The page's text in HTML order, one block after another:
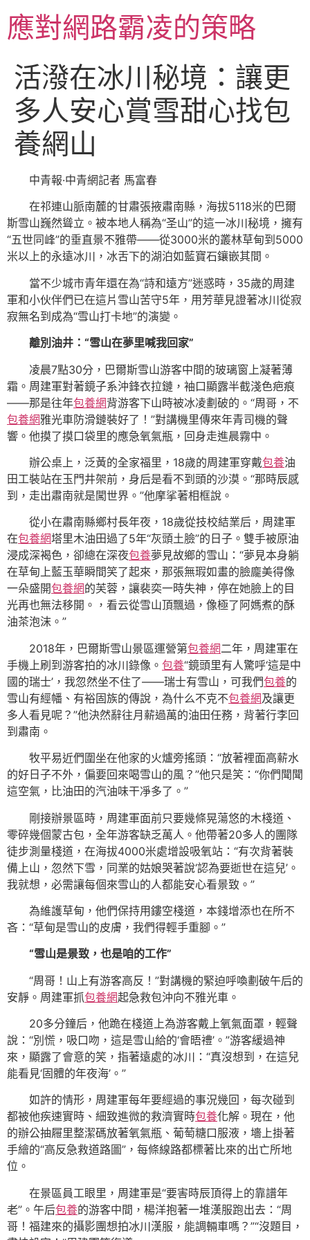
主應對網路霸凌的策略
活潑在冰川秘境：讓更
多人安心賞雪甜心找包
養網山
中青報·中青網記者 馬富春
在祁連山脈南麓的甘肅張掖肅南縣，海拔5118米的巴爾
斯雪山巍然聳立。被本地人稱為“圣山”的這一冰川秘境，擁有
“五世同峰”的垂直景不雅帶——從3000米的叢林草甸到5000
米以上的永遠冰川，冰舌下的湖泊如藍寶石鑲嵌其間。
當不少城市青年還在為“詩和遠方”迷惑時，35歲的周建
軍和小伙伴們已在這片雪山苦守5年，用芳華見證著冰川從寂
寂無名到成為“雪山打卡地”的演變。
離別油井：“雪山在夢里喊我回家”
凌晨7點30分，巴爾斯雪山游客中間的玻璃窗上凝著薄
霜。周建軍對著鏡子系沖鋒衣拉鏈，袖口顯露半截淺色疤痕
——那是往年包養網背游客下山時被冰凌劃破的。“周哥，不
包養網雅光車防滑鏈裝好了！”對講機里傳來年青司機的聲
響。他摸了摸口袋里的應急氧氣瓶，回身走進晨霧中。
辦公桌上，泛黃的全家福里，18歲的周建軍穿戴包養油
田工裝站在玉門井架前，身后是看不到頭的沙漠。“那時辰感
到，走出肅南就是闖世界。”他摩挲著相框說。
從小在肅南縣鄉村長年夜，18歲從技校結業后，周建軍
在包養網塔里木油田過了5年“灰頭土臉”的日子。雙手被原油
浸成深褐色，卻總在深夜包養夢見故鄉的雪山：“夢見本身躺
在草甸上藍玉華瞬間笑了起來，那張無瑕如畫的臉龐美得像
一朵盛開包養網的芙蓉，讓裴奕一時失神，停在她臉上的目
光再也無法移開。，看云從雪山頂飄過，像極了阿媽煮的酥
油茶泡沫。”
2018年，巴爾斯雪山景區運營第包養網二年，周建軍在
手機上刷到游客拍的冰川錄像。 包養“鏡頭里有人驚呼‘這是中
國的瑞士’，我忽然坐不住了——瑞士有雪山，可我們包養的
雪山有經幡、有裕固族的傳說，為什么不克不包養網及讓更
多人看見呢？”他決然辭往月薪過萬的油田任務，背著行李回
到肅南。
牧平易近們圍坐在他家的火爐旁搖頭：“放著裡面高薪水
的好日子不外，偏要回來喝雪山的風？”他只是笑：“你們聞聞
這空氣，比油田的汽油味干凈多了。”
剛接辦景區時，周建軍面前只要幾條晃蕩悠的木棧道、
零碎幾個蒙古包，全年游客缺乏萬人。他帶著20多人的團隊
徒步測量棧道，在海拔4000米處增設吸氧站：“有次背著裝
備上山，忽然下雪，同業的姑娘哭著說‘認為要逝世在這兒’。
我就想，必需讓每個來雪山的人都能安心看景致。”
為維護草甸，他們保持用鏤空棧道，本錢增添也在所不
吝：“草甸是雪山的皮膚，我們得輕手重腳。”
“雪山是景致，也是咱的工作”
“周哥！山上有游客高反！”對講機的緊迫呼喚劃破午后的
安靜。周建軍抓包養網起急救包沖向不雅光車。
20多分鐘后，他跪在棧道上為游客戴上氧氣面罩，輕聲
說：“別慌，吸口吻，這是雪山給的‘會晤禮’。”游客緩過神
來，顯露了會意的笑，指著遠處的冰川：“真沒想到，在這兒
能看見‘固體的年夜海’。”
如許的情形，周建軍每年要經過的事況幾回，每次碰到
都被他疾速實時、細致進微的救濟實時包養化解。現在，他
的辦公抽屜里整潔碼放著氧氣瓶、葡萄糖口服液，墻上掛著
手繪的“高反急救道路圖”，每條線路都標著比來的出亡所地
位。
在景區員工眼里，周建軍是“要害時辰頂得上的靠譜年
老”。午后包養的游客中間，楊洋抱著一堆漢服跑出去：“周
哥！福建來的攝影團想拍冰川漢服，能調輛車嗎？”“沒題目，